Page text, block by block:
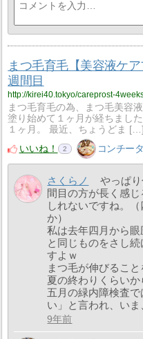
まつ毛育毛【美容液ケ
週間目
http://kirei40.tokyo/careprost-
まつ毛育毛の為、まつ毛美容
塗り始めて１ヶ月が経ちまし
１ヶ月。 最近、ちょうどま […]
いいね！
2 コンチータ
さくらノ
やっぱ
間目の方が長く感
しれないですね。
か）
私は去年四月から
と同じものをさし
すよｗ
まつ毛が伸びるこ
夏の終わりくらい
五月の緑内障検査
い」と言われ、いま
9年前